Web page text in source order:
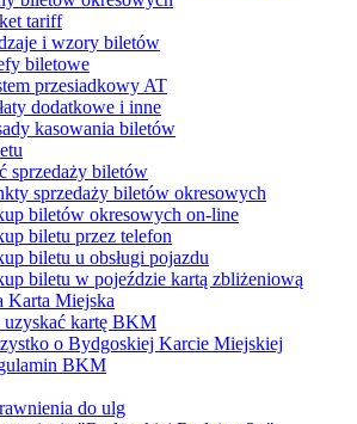
tariff
i wzory biletów
biletowe
przesiadkowy AT
dodatkowe i inne
kasowania biletów
sprzedaży biletów
sprzedaży biletów okresowych
biletów okresowych on-line
biletu przez telefon
biletu u obsługi pojazdu
biletu w pojeździe kartą zbliżeniową
Karta Miejska
uzyskać kartę BKM
o Bydgoskiej Karcie Miejskiej
BKM
do ulg